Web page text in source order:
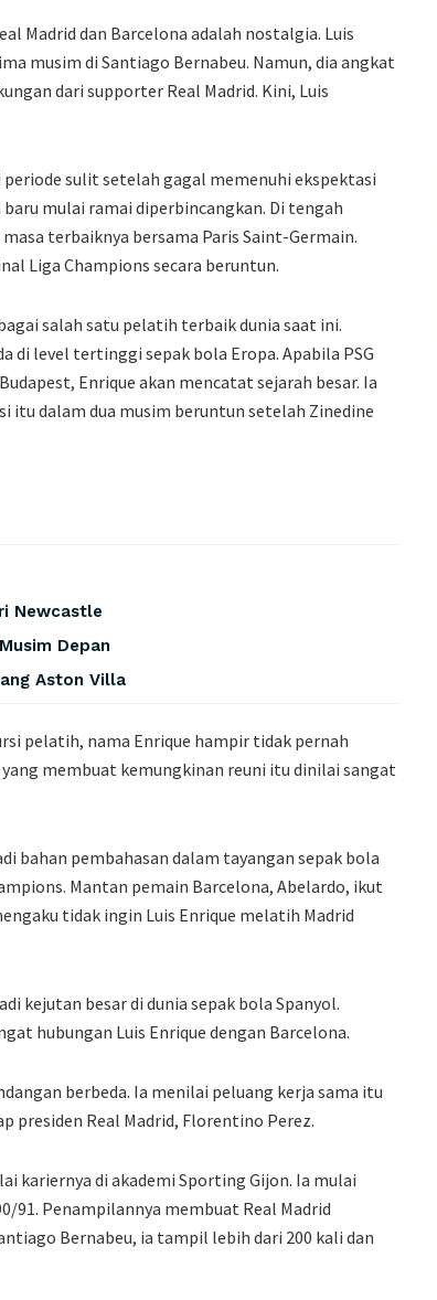
Madrid dan Barcelona adalah nostalgia. Luis
musim di Santiago Bernabeu. Namun, dia angkat
dari supporter Real Madrid. Kini, Luis
sulit setelah gagal memenuhi ekspektasi
mulai ramai diperbincangkan. Di tengah
terbaiknya bersama Paris Saint-Germain.
Liga Champions secara beruntun.
salah satu pelatih terbaik dunia saat ini.
di level tertinggi sepak bola Eropa. Apabila PSG
Enrique akan mencatat sejarah besar. Ia
itu dalam dua musim beruntun setelah Zinedine
Newcastle
Depan
Aston Villa
pelatih, nama Enrique hampir tidak pernah
membuat kemungkinan reuni itu dinilai sangat
bahan pembahasan dalam tayangan sepak bola
Mantan pemain Barcelona, Abelardo, ikut
tidak ingin Luis Enrique melatih Madrid
kejutan besar di dunia sepak bola Spanyol.
hubungan Luis Enrique dengan Barcelona.
berbeda. Ia menilai peluang kerja sama itu
presiden Real Madrid, Florentino Perez.
kariernya di akademi Sporting Gijon. Ia mulai
Penampilannya membuat Real Madrid
Bernabeu, ia tampil lebih dari 200 kali dan